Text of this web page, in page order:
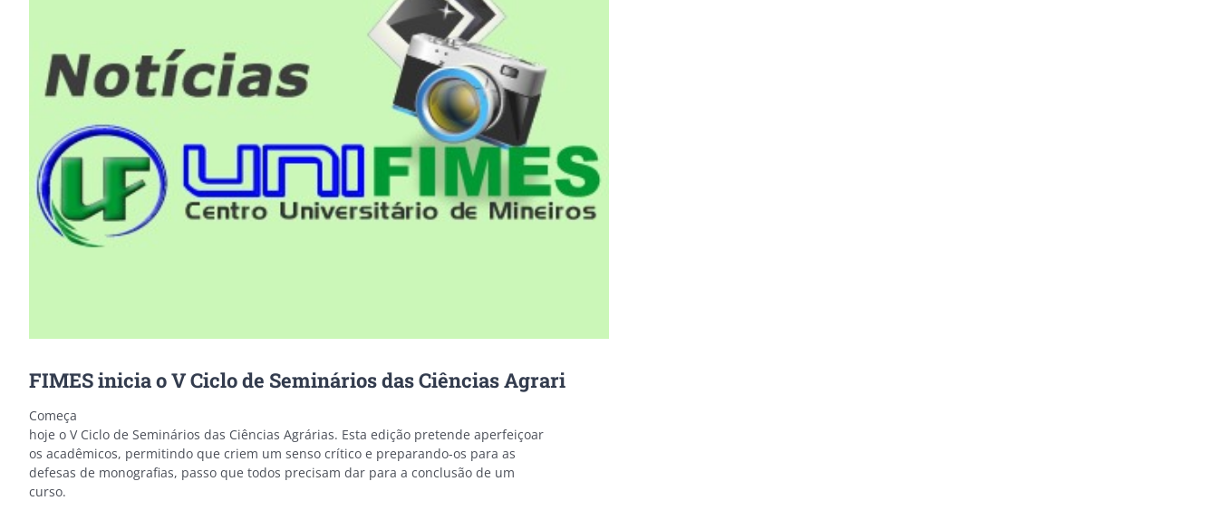
FIMES inicia o V Ciclo de Seminários das Ciências Agrari
Começa
hoje o V Ciclo de Seminários das Ciências Agrárias. Esta edição pretende aperfeiçoar
os acadêmicos, permitindo que criem um senso crítico e preparando-os para as
defesas de monografias, passo que todos precisam dar para a conclusão de um
curso.